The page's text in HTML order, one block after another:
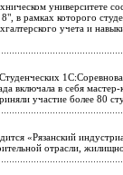
университете
в рамках которого
учета и
включала в себя
участие более 80
«Рязанский
отрасли,